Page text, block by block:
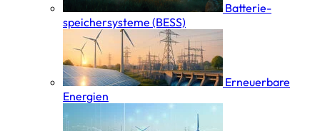
Batterie­
speicher­systeme (BESS)
Erneuerbare
Energien